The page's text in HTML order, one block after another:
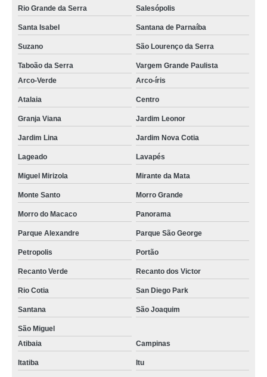
Rio Grande da Serra Salesópolis
Santa Isabel Santana de Parnaíba
Suzano São Lourenço da Serra
Taboão da Serra
Vargem Grande Paulista
Arco-Verde
Arco-íris
Atalaia Centro
Granja Viana Jardim Leonor
Jardim Lina Jardim Nova Cotia
Lageado Lavapés
Miguel Mirizola Mirante da Mata
Monte Santo Morro Grande
Morro do Macaco Panorama
Parque Alexandre Parque São George
Petropolis Portão
Recanto Verde Recanto dos Victor
Rio Cotia San Diego Park
Santana São Joaquim
São Miguel
Atibaia
Campinas
Itatiba Itu